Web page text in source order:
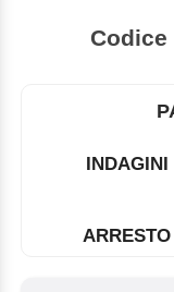
Codice